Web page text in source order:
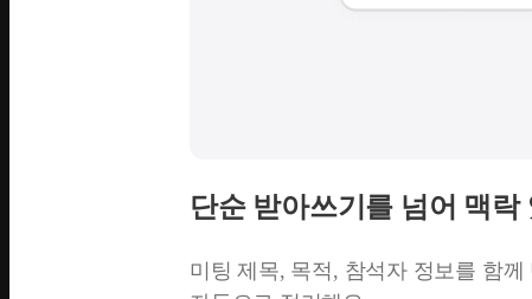
단순 받아쓰기를 넘어 맥락
미팅 제목, 목적, 참석자 정보를 함